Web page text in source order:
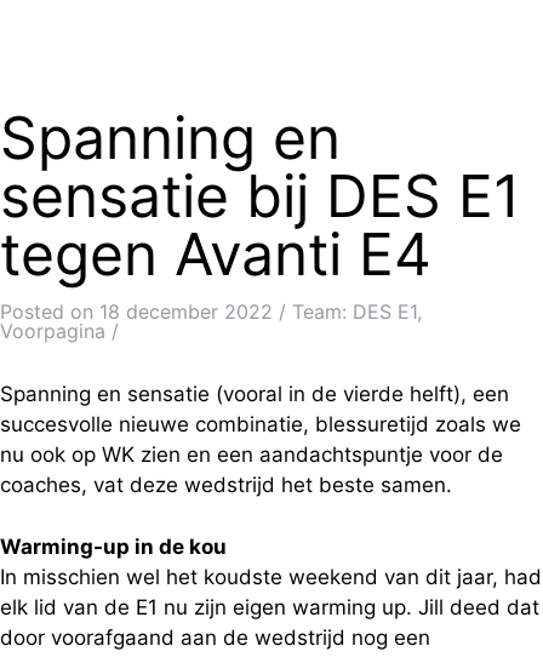
Spanning en
sensatie bij DES E1
tegen Avanti E4
Posted on 18 december 2022
Team: DES E1,
Voorpagina
Spanning en sensatie (vooral in de vierde helft), een
succesvolle nieuwe combinatie, blessuretijd zoals we
nu ook op WK zien en een aandachtspuntje voor de
coaches, vat deze wedstrijd het beste samen.
Warming-up in de kou
In misschien wel het koudste weekend van dit jaar, had
elk lid van de E1 nu zijn eigen warming up. Jill deed dat
door voorafgaand aan de wedstrijd nog een